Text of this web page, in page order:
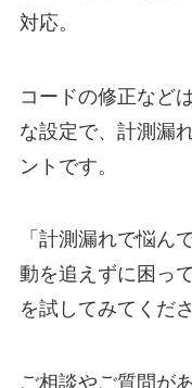
対応。
コードの修正など
な設定で、計測漏
ントです。
「計測漏れで悩ん
動を追えずに困っ
を試してみてくださ
ご相談やご質問が